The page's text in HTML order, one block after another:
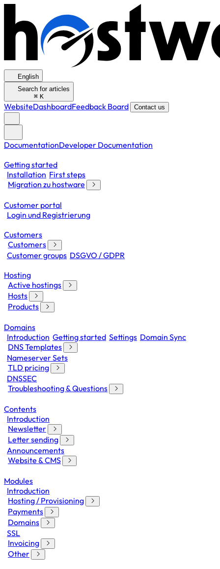
English
Search for articles
⌘ K
WebsiteDashboardFeedback Board Contact us
DocumentationDeveloper Documentation
Getting started
Installation First steps
Migration zu hostware
Customer portal
Login und Registrierung
Customers
Customers
Customer groups DSGVO / GDPR
Hosting
Active hostings
Hosts
Products
Domains
Introduction Getting started Settings Domain Sync
DNS Templates
Nameserver Sets
TLD pricing
DNSSEC
Troubleshooting & Questions
Contents
Introduction
Newsletter
Letter sending
Announcements
Website & CMS
Modules
Introduction
Hosting / Provisioning
Payments
Domains
SSL
Invoicing
Other